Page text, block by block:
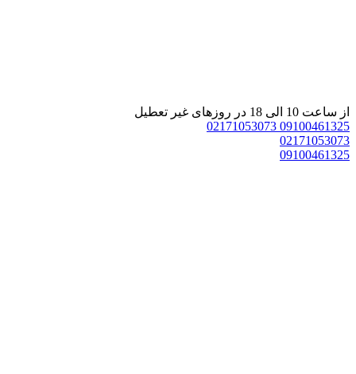
ساعت 10 الی 18 در روزهای غیر تعطیل
02171053073